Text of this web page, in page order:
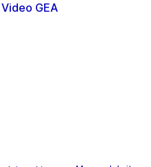
Video GEA